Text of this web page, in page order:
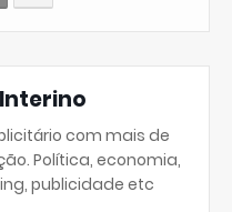
com mais de
Política, economia,
publicidade etc